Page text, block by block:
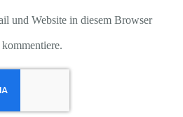
und Website in diesem Browser